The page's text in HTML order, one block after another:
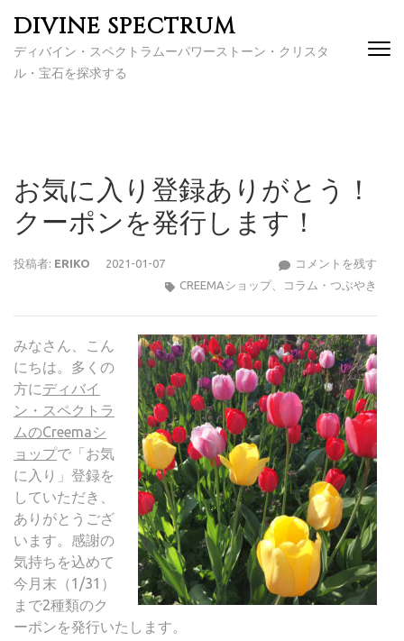
(Enter
DIVINE SPECTRUM
ディバイン・スペクトラムーパワーストーン・クリスタ
ル・宝石を探求する
お気に入り登録ありがとう！
クーポンを発行します！
投稿者: ERIKO 2021-01-07 コメントを残す
り
登
録
あ
が
と
う！
ク
ー
ポ
を
CREEMAショップ、 コラム・つぶやき
みなさん、こん
にちは。多くの
方にディバイ
ン・スペクトラ
ムのCreemaシ
ョップで「お気
に入り」登録を
していただき、
ありがとうござ
います。感謝の
気持ちを込めて
今月末（1/31）
まで2種類のク
ーポンを発行いたします。